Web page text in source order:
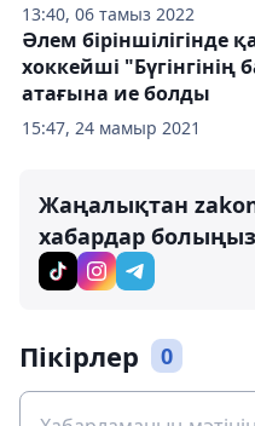
13:40, 06 тамыз 2022
15:47, 24 мамыр 2021
Әлем біріншілігінде
хоккейші "Бүгінгінің
атағына ие болды
Жаңалықтан
хабардар
Пікірлер 0